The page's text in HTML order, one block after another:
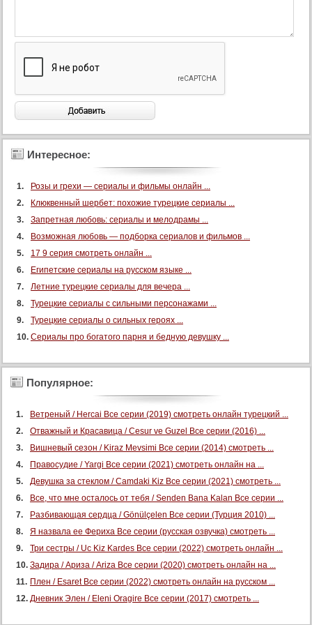
112 серия
114 серия
115 серия
118 серия
119 серия
120 серия
121 серия
123 серия
124 серия
127 серия
128 серия
129 серия
130 серия
131 серия
133 серия
134 серия
135 серия
Интересное:
Розы и грехи — сериалы и фильмы онлайн ...
Клюквенный шербет: похожие турецкие сериалы ...
Запретная любовь: сериалы и мелодрамы ...
Возможная любовь — подборка сериалов и фильмов ...
17 9 серия смотреть онлайн ...
Египетские сериалы на русском языке ...
Летние турецкие сериалы для вечера ...
Турецкие сериалы с сильными персонажами ...
Турецкие сериалы о сильных героях ...
Сериалы про богатого парня и бедную девушку ...
Популярное:
Ветреный / Hercai Все серии (2019) смотреть онлайн турецкий ...
Отважный и Красавица / Cesur ve Guzel Все серии (2016) ...
Вишневый сезон / Kiraz Mevsimi Все серии (2014) смотреть ...
Правосудие / Yargi Все серии (2021) смотреть онлайн на ...
Девушка за стеклом / Camdaki Kiz Все серии (2021) смотреть ...
Все, что мне осталось от тебя / Senden Bana Kalan Все серии ...
Разбивающая сердца / Gönülçelen Все серии (Турция 2010) ...
Я назвала ее Фериха Все серии (русская озвучка) смотреть ...
Три сестры / Uc Kiz Kardes Все серии (2022) смотреть онлайн ...
Задира / Ариза / Ariza Все серии (2020) смотреть онлайн на ...
Плен / Esaret Все серии (2022) смотреть онлайн на русском ...
Дневник Элен / Eleni Oragire Все серии (2017) смотреть ...